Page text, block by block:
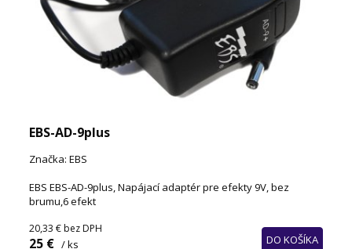
EBS-AD-9plus
Značka: EBS
EBS EBS-AD-9plus, Napájací adaptér pre efekty 9V, bez
brumu,6 efekt
20,33 € bez DPH
25 € / ks DO KOŠÍKA